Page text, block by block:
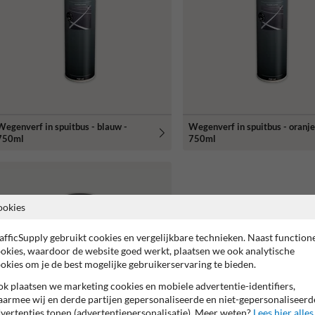
in spuitbus - blauw -
Wegenverf in spuitbus -
750ml
gebruikt cookies en vergelijkbare technieken. Naast
waardoor de website goed werkt, plaatsen we ook analytische
om je de best mogelijke gebruikerservaring te bieden.
plaatsen we marketing cookies en mobiele advertentie-identifiers,
wij en derde partijen gepersonaliseerde en niet-
tonen (advertentiepersonalisatie). Meer weten? Lees hier alles